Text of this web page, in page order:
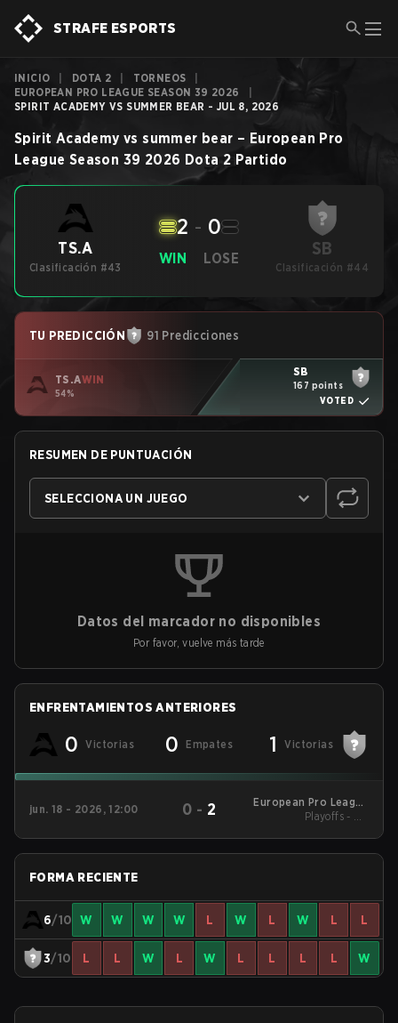
STRAFE ESPORTS
INICIO DOTA 2 TORNEOS
EUROPEAN PRO LEAGUE SEASON 39 2026
SPIRIT ACADEMY VS SUMMER BEAR - JUL 8, 2026
Spirit Academy vs summer bear – European Pro
League Season 39 2026 Dota 2 Partido
TS.A
Clasificación #43
WIN
2 - 0
LOSE SB
Clasificación #44
TU PREDICCIÓN 91 Predicciones
TS.AWIN
54%
SB
167 points
VOTED
RESUMEN DE PUNTUACIÓN
SELECCIONA UN JUEGO
Datos del marcador no disponibles
Por favor, vuelve más tarde
ENFRENTAMIENTOS ANTERIORES
0 Victorias 0 Empates 1 Victorias
jun. 18 - 2026, 12:00 0 - 2
European Pro League
Season 38 2026
Playoffs - UB
FORMA RECIENTE
6/10 W W W W L W L W L L
3/10 L L W L W L L L L W